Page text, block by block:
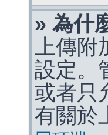
» 為什
上傳附
設定。
或者只
有關於